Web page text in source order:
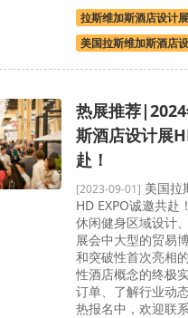
拉斯维加斯酒店设计展
美国拉斯维加斯酒店
热展推荐
斯酒店设计展
赴！
[2023-09-01] 美国拉
HD EXPO诚邀共赴
休闲健身区域设计
展会中大型的贸易
和突破性首次亮相
性酒店概念的终极
订单、了解行业动
热报名中，欢迎联